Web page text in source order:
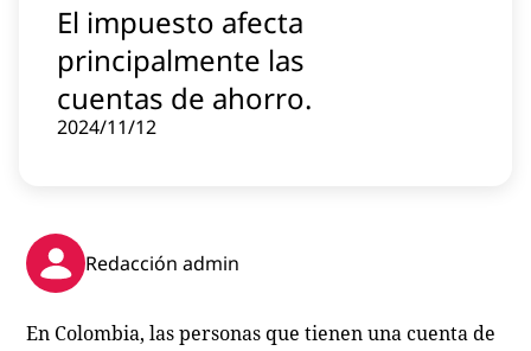
Contenido patrocinado
Instagram
El impuesto afecta
principalmente las
cuentas de ahorro.
2024/11/12
Redacción admin
En Colombia, las personas que tienen una cuenta de